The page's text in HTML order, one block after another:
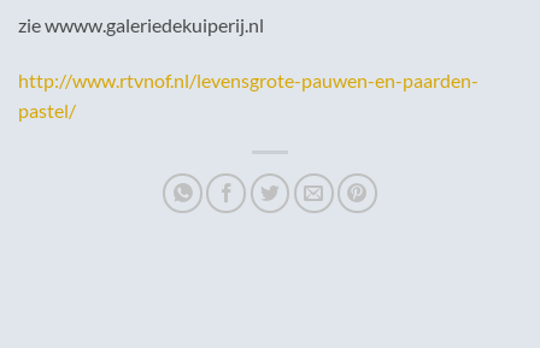
zie wwww.galeriedekuiperij.nl
http://www.rtvnof.nl/levensgrote-pauwen-en-paarden-
pastel/